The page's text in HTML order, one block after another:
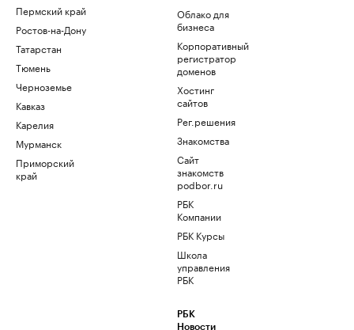
Пермский край
Ростов-на-Дону
Татарстан
Тюмень
Черноземье
Кавказ
Карелия
Мурманск
Приморский
край
Облако для
бизнеса
Корпоративный
регистратор
доменов
Хостинг
сайтов
Рег.решения
Знакомства
Сайт
знакомств
podbor.ru
РБК
Компании
РБК Курсы
Школа
управления
РБК
РБК
Новости